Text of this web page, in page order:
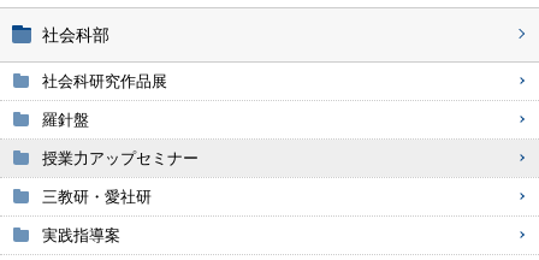
社会科部
社会科研究作品展
羅針盤
授業力アップセミナー
三教研・愛社研
実践指導案